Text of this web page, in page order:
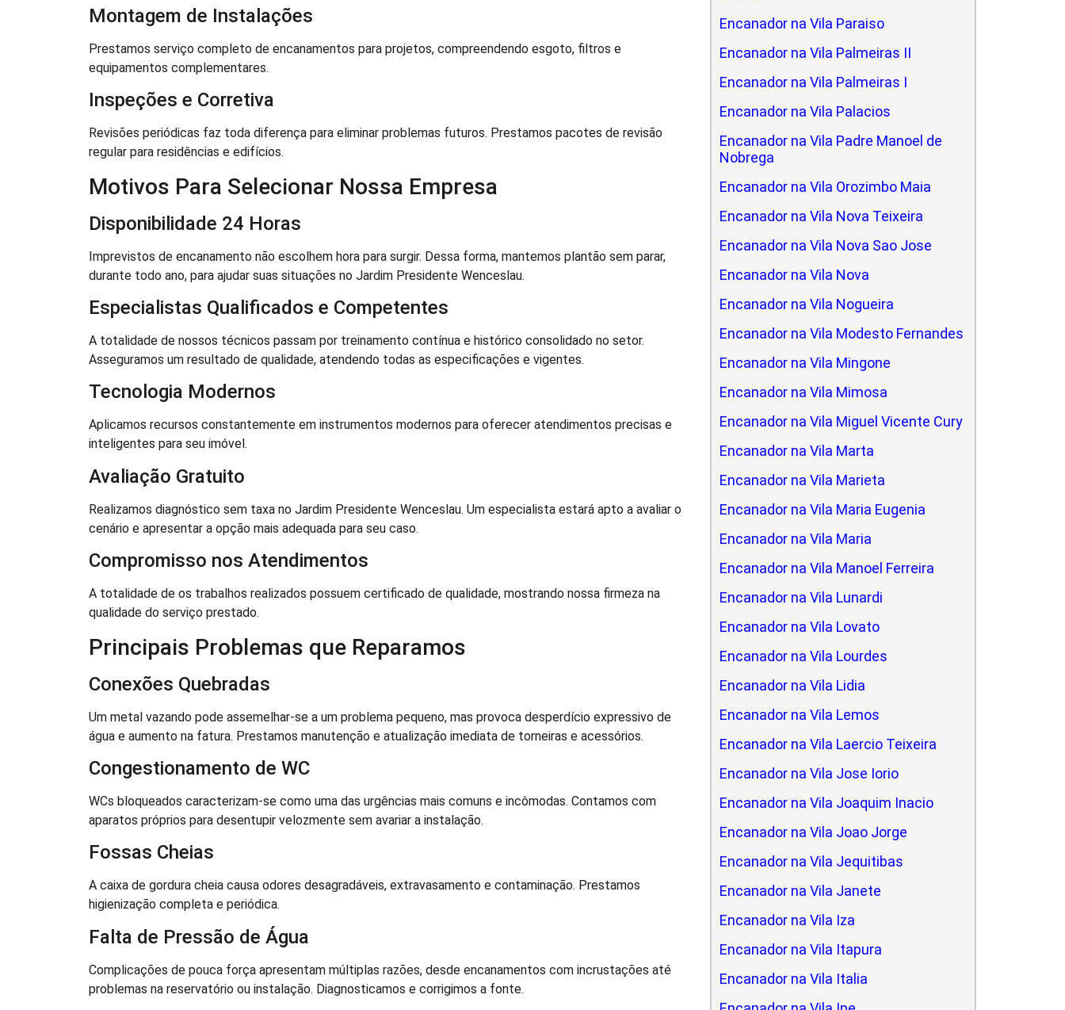
Montagem de Instalações
Prestamos serviço completo de encanamentos para projetos, compreendendo esgoto, filtros e
equipamentos complementares.
Inspeções e Corretiva
Revisões periódicas faz toda diferença para eliminar problemas futuros. Prestamos pacotes de revisão
regular para residências e edifícios.
Motivos Para Selecionar Nossa Empresa
Disponibilidade 24 Horas
Imprevistos de encanamento não escolhem hora para surgir. Dessa forma, mantemos plantão sem parar,
durante todo ano, para ajudar suas situações no Jardim Presidente Wenceslau.
Especialistas Qualificados e Competentes
A totalidade de nossos técnicos passam por treinamento contínua e histórico consolidado no setor.
Asseguramos um resultado de qualidade, atendendo todas as especificações e vigentes.
Tecnologia Modernos
Aplicamos recursos constantemente em instrumentos modernos para oferecer atendimentos precisas e
inteligentes para seu imóvel.
Avaliação Gratuito
Realizamos diagnóstico sem taxa no Jardim Presidente Wenceslau. Um especialista estará apto a avaliar o
cenário e apresentar a opção mais adequada para seu caso.
Compromisso nos Atendimentos
A totalidade de os trabalhos realizados possuem certificado de qualidade, mostrando nossa firmeza na
qualidade do serviço prestado.
Principais Problemas que Reparamos
Conexões Quebradas
Um metal vazando pode assemelhar-se a um problema pequeno, mas provoca desperdício expressivo de
água e aumento na fatura. Prestamos manutenção e atualização imediata de torneiras e acessórios.
Congestionamento de WC
WCs bloqueados caracterizam-se como uma das urgências mais comuns e incômodas. Contamos com
aparatos próprios para desentupir velozmente sem avariar a instalação.
Fossas Cheias
A caixa de gordura cheia causa odores desagradáveis, extravasamento e contaminação. Prestamos
higienização completa e periódica.
Falta de Pressão de Água
Complicações de pouca força apresentam múltiplas razões, desde encanamentos com incrustações até
problemas na reservatório ou instalação. Diagnosticamos e corrigimos a fonte.
Encanador na Vila Paraiso
Encanador na Vila Palmeiras II
Encanador na Vila Palmeiras I
Encanador na Vila Palacios
Encanador na Vila Padre Manoel de
Nobrega
Encanador na Vila Orozimbo Maia
Encanador na Vila Nova Teixeira
Encanador na Vila Nova Sao Jose
Encanador na Vila Nova
Encanador na Vila Nogueira
Encanador na Vila Modesto Fernandes
Encanador na Vila Mingone
Encanador na Vila Mimosa
Encanador na Vila Miguel Vicente Cury
Encanador na Vila Marta
Encanador na Vila Marieta
Encanador na Vila Maria Eugenia
Encanador na Vila Maria
Encanador na Vila Manoel Ferreira
Encanador na Vila Lunardi
Encanador na Vila Lovato
Encanador na Vila Lourdes
Encanador na Vila Lidia
Encanador na Vila Lemos
Encanador na Vila Laercio Teixeira
Encanador na Vila Jose Iorio
Encanador na Vila Joaquim Inacio
Encanador na Vila Joao Jorge
Encanador na Vila Jequitibas
Encanador na Vila Janete
Encanador na Vila Iza
Encanador na Vila Itapura
Encanador na Vila Italia